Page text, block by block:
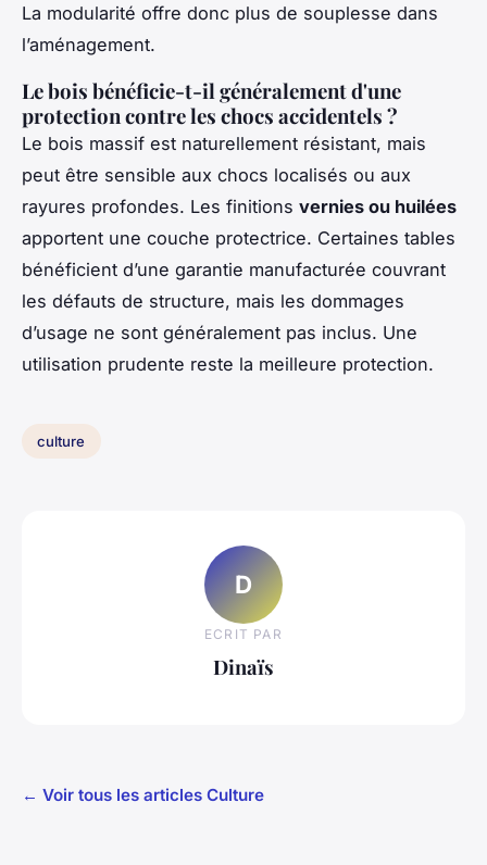
La modularité offre donc plus de souplesse dans
l’aménagement.
Le bois bénéficie-t-il généralement d'une
protection contre les chocs accidentels ?
Le bois massif est naturellement résistant, mais
peut être sensible aux chocs localisés ou aux
rayures profondes. Les finitions vernies ou huilées
apportent une couche protectrice. Certaines tables
bénéficient d’une garantie manufacturée couvrant
les défauts de structure, mais les dommages
d’usage ne sont généralement pas inclus. Une
utilisation prudente reste la meilleure protection.
culture
D
ECRIT PAR
Dinaïs
← Voir tous les articles Culture